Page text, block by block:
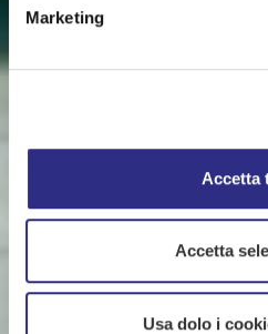
Marketing
Accetta
Accetta
Usa dolo i